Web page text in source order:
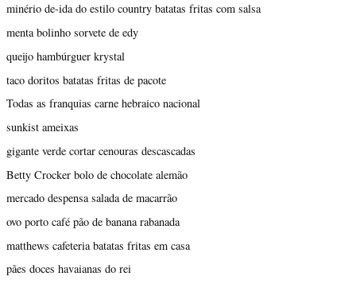
minério de-ida do estilo country batatas fritas com salsa
menta bolinho sorvete de edy
queijo hambúrguer krystal
taco doritos batatas fritas de pacote
Todas as franquias carne hebraico nacional
sunkist ameixas
gigante verde cortar cenouras descascadas
Betty Crocker bolo de chocolate alemão
mercado despensa salada de macarrão
ovo porto café pão de banana rabanada
matthews cafeteria batatas fritas em casa
pães doces havaianas do rei